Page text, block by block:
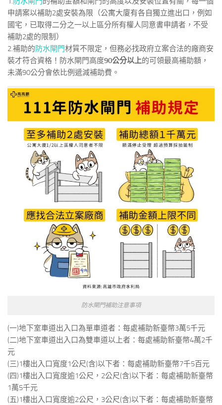
申請案以補助2處安裝為限（公寓大廈有各自獨立進出口，例如
國宅，已取得二分之一以上區分所有權人同意書申請者，不受
補助2處的限制）
2.補助的防水閘門材質不限定，但務必找政府立案合法的廠商安
裝才符合資格！防水閘門高度90公分以上的可領最高補助額，
未滿90公分會依比例遞減補助費。
防水閘門補助注意事項
(一)地下室車道出入口為單車道者：每處補助新臺幣3萬5千元
(二)地下室車道出入口為雙車道以上者：每處補助新臺幣4萬2千
元
(三)1樓出入口寬度1公尺(含)以下者：每處補助新臺幣7千5百元
(四)1樓出入口寬度逾1公尺，2公尺(含)以下者：每處補助新臺幣
1萬5千元
(五)1樓出入口寬度逾2公尺，3公尺(含)以下者：每處補助新臺幣